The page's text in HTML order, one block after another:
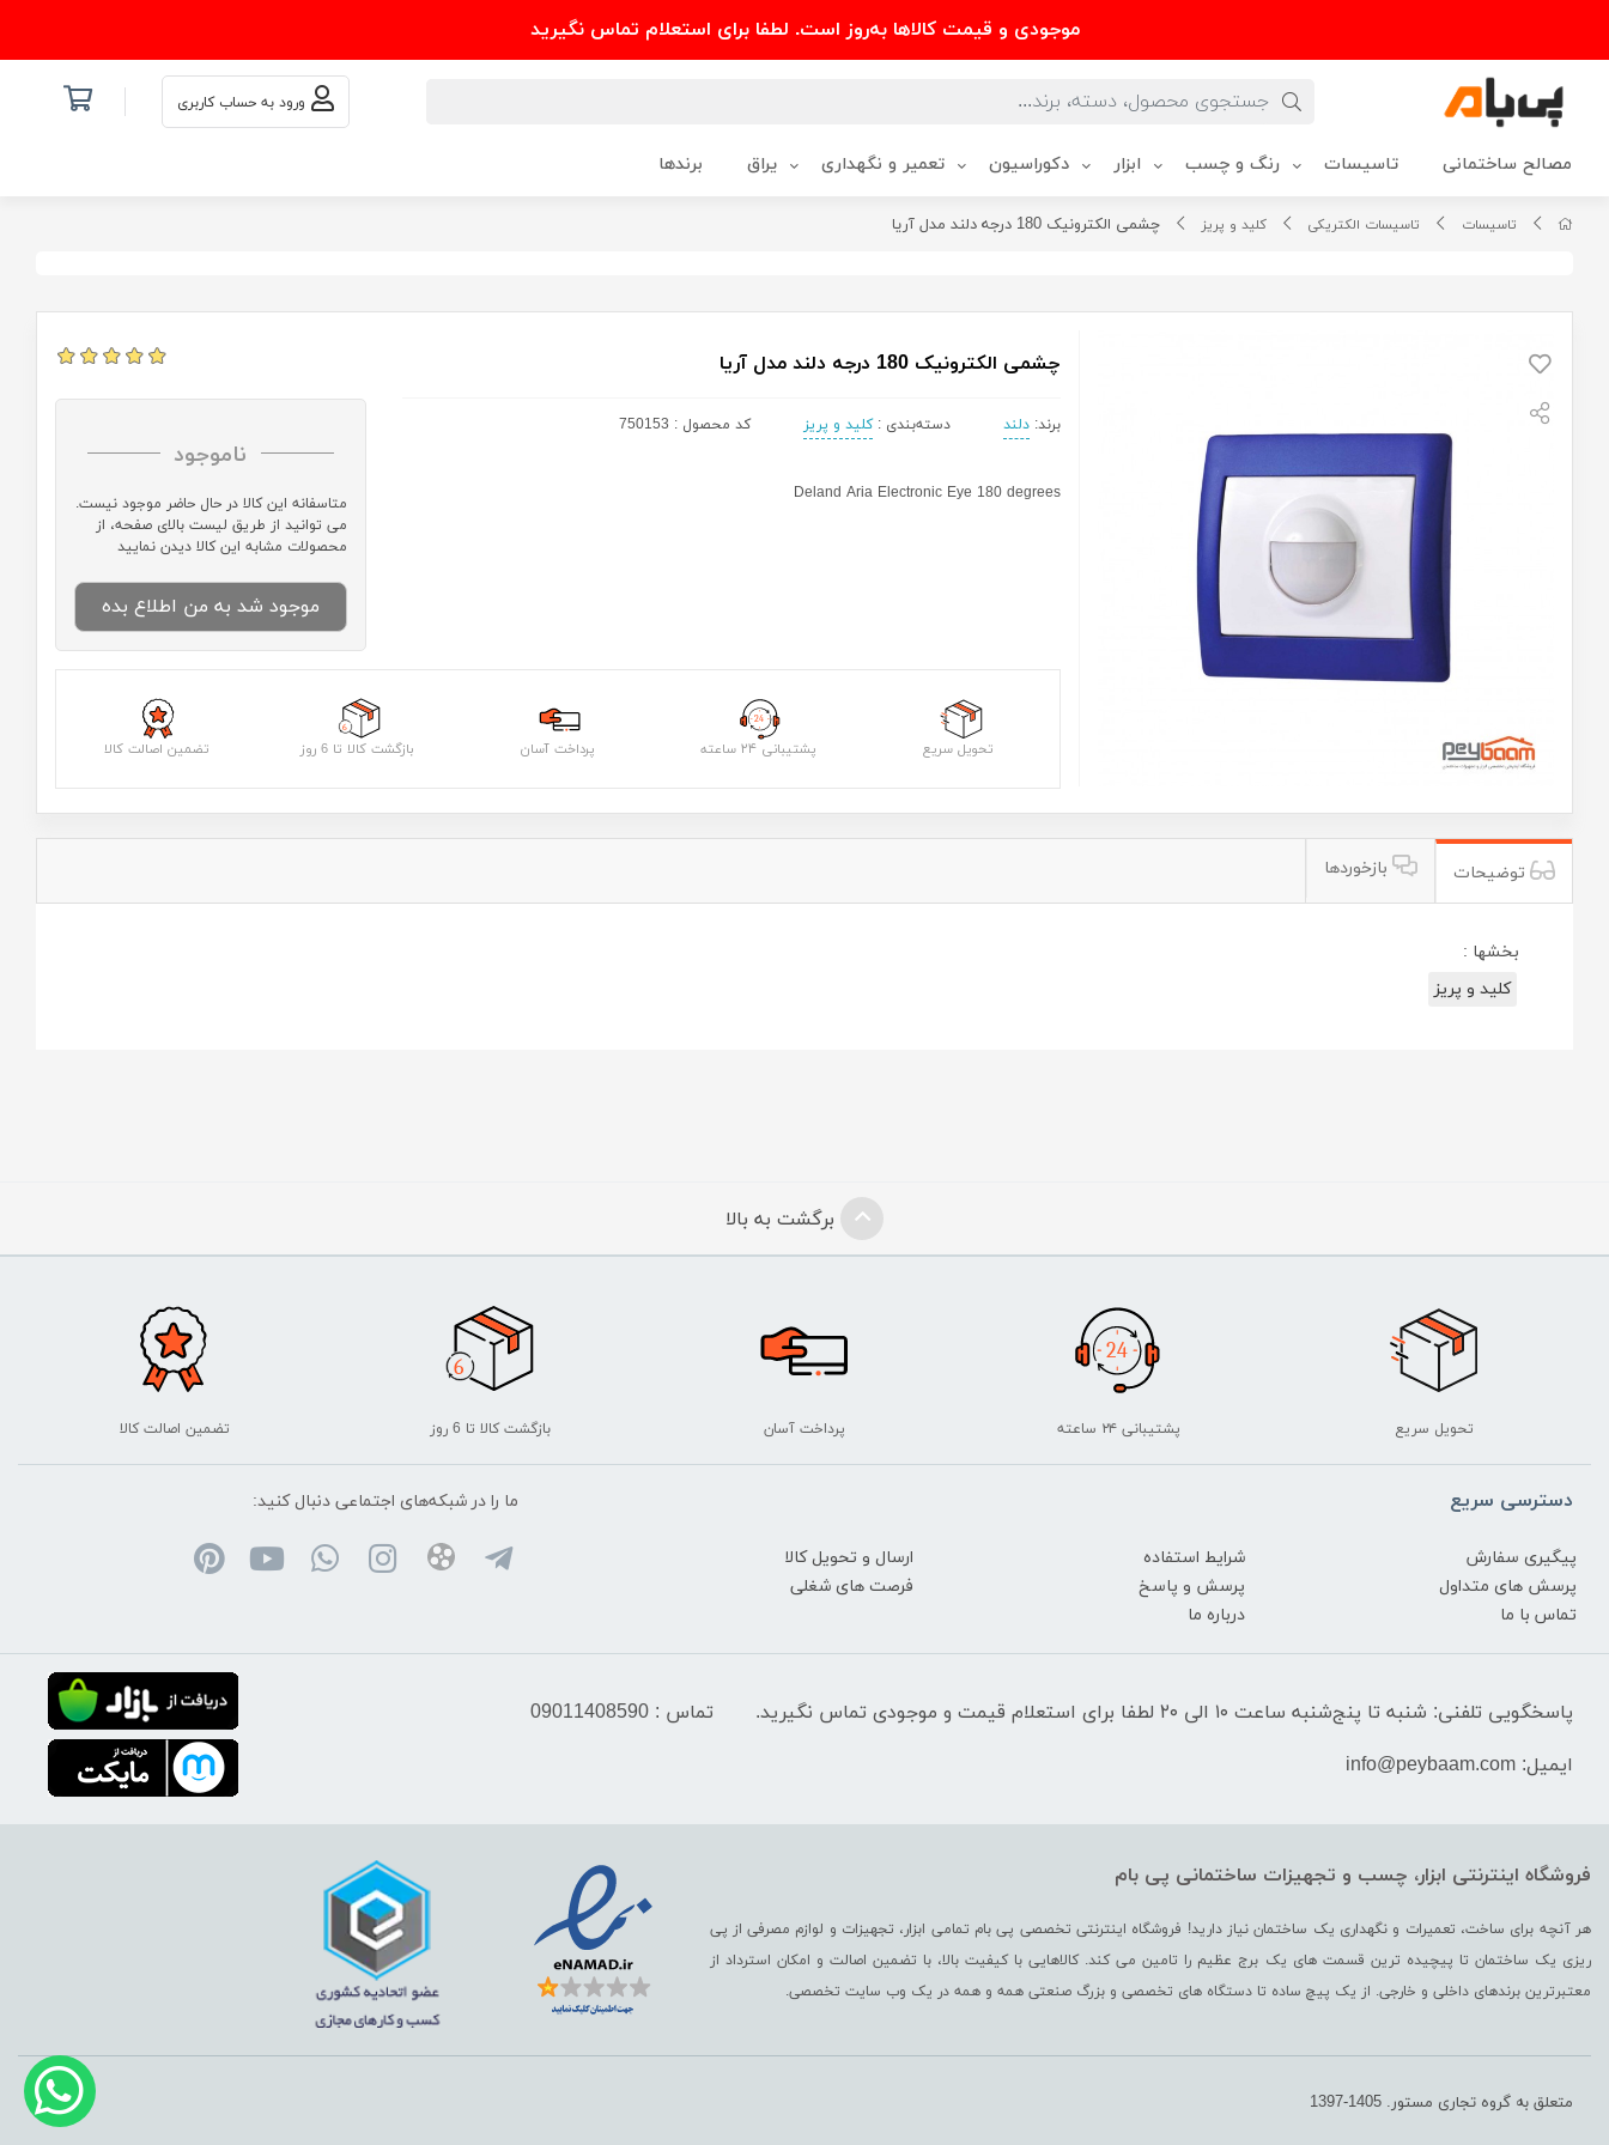
موجودی و قیمت کالاها به‌روز است. لطفا برای استعلام تماس نگیرید
ورود به حساب کاربری
مصالح ساختمانی تاسیسات رنگ و چسب ابزار دکوراسیون تعمیر و نگهداری یراق برندها
تاسیسات تاسیسات الکتریکی کلید و پریز چشمی الکترونیک 180 درجه دلند مدل آریا
چشمی الکترونیک 180 درجه دلند مدل آریا
برند:دلند دسته‌بندی :کلید و پریز کد محصول : 750153
Deland Aria Electronic Eye 180 degrees
ناموجود
متاسفانه این کالا در حال حاضر موجود نیست.
می توانید از طریق لیست بالای صفحه، از
محصولات مشابه این کالا دیدن نمایید
موجود شد به من اطلاع بده
تحویل سریع پشتیبانی ۲۴ ساعته پرداخت آسان بازگشت کالا تا 6 روز تضمین اصالت کالا
توضیحات بازخوردها
بخشها :
کلید و پریز
برگشت به بالا
تحویل سریع پشتیبانی ۲۴ ساعته پرداخت آسان بازگشت کالا تا 6 روز تضمین اصالت کالا
دسترسی سریع
پیگیری سفارش شرایط استفاده
ارسال و تحویل کالا
پرسش های متداول
پرسش و پاسخ
فرصت های شغلی
تماس با ما
درباره ما
ما را در شبکه‌های اجتماعی دنبال کنید:
پاسخگویی تلفنی: شنبه تا پنج‌شنبه ساعت ۱۰ الی ۲۰ لطفا برای استعلام قیمت‌ و موجودی تماس نگیرید.
تماس : 09011408590
ایمیل: info@peybaam.com
فروشگاه اینترنتی ابزار، چسب و تجهیزات ساختمانی پی بام
هر آنچه برای ساخت، تعمیرات و نگهداری یک ساختمان نیاز دارید! فروشگاه اینترنتی تخصصی پی بام تمامی ابزار، تجهیزات و لوازم مصرفی از پی
ریزی یک ساختمان تا پیچیده ترین قسمت‌ های یک برج عظیم را تامین می کند. کالاهایی با کیفیت بالا، با تضمین اصالت و امکان استرداد از
معتبرترین برندهای داخلی و خارجی. از یک پیچ ساده تا دستگاه های تخصصی و بزرگ صنعتی همه و همه در یک وب سایت تخصصی.
متعلق به گروه تجاری مستور. 1405-1397